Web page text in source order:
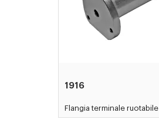
1916
Flangia terminale ruotabile